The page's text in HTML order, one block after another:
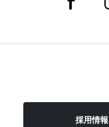
採用情